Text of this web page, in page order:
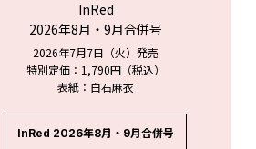
InRed
2026年8月・9月合併号
2026年7月7日（火）発売
特別定価：1,790円（税込）
表紙：白石麻衣
InRed 2026年8月・9月合併号